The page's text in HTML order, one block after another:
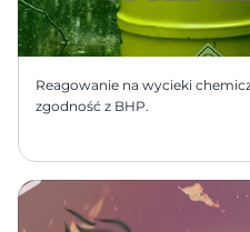
Reagowanie na wycieki
zgodność z BHP.